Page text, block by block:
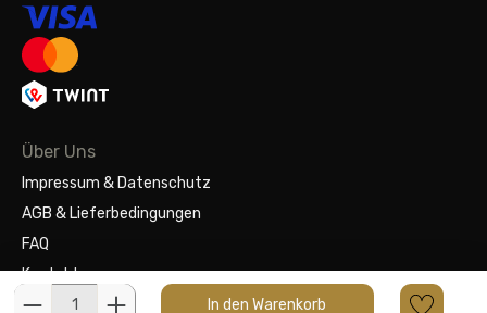
In den Warenkorb
Über Uns
Impressum & Datenschutz
AGB & Lieferbedingungen
FAQ
Kontakt